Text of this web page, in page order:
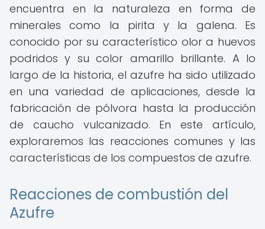
encuentra en la naturaleza en forma de
minerales como la pirita y la galena. Es
conocido por su característico olor a huevos
podridos y su color amarillo brillante. A lo
largo de la historia, el azufre ha sido utilizado
en una variedad de aplicaciones, desde la
fabricación de pólvora hasta la producción
de caucho vulcanizado. En este artículo,
exploraremos las reacciones comunes y las
características de los compuestos de azufre.
Reacciones de combustión del
Azufre